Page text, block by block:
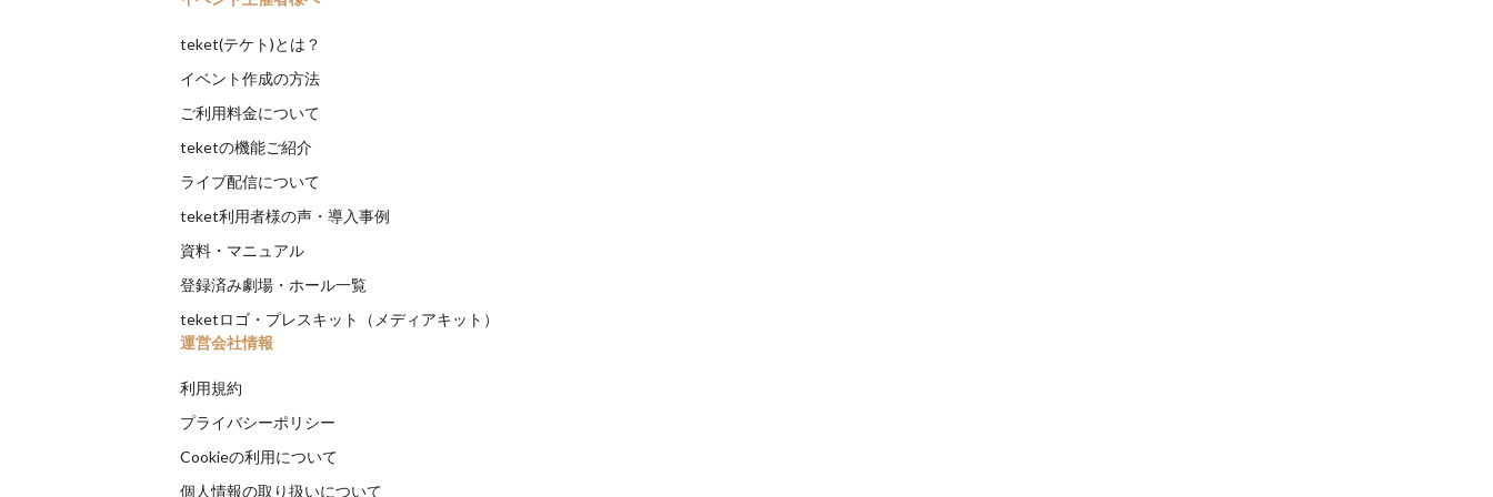
teket(テケト)とは？
イベント作成の方法
ご利用料金について
teketの機能ご紹介
ライブ配信について
teket利用者様の声・導入事例
資料・マニュアル
登録済み劇場・ホール一覧
teketロゴ・プレスキット（メディアキット）
運営会社情報
利用規約
プライバシーポリシー
Cookieの利用について
個人情報の取り扱いについて